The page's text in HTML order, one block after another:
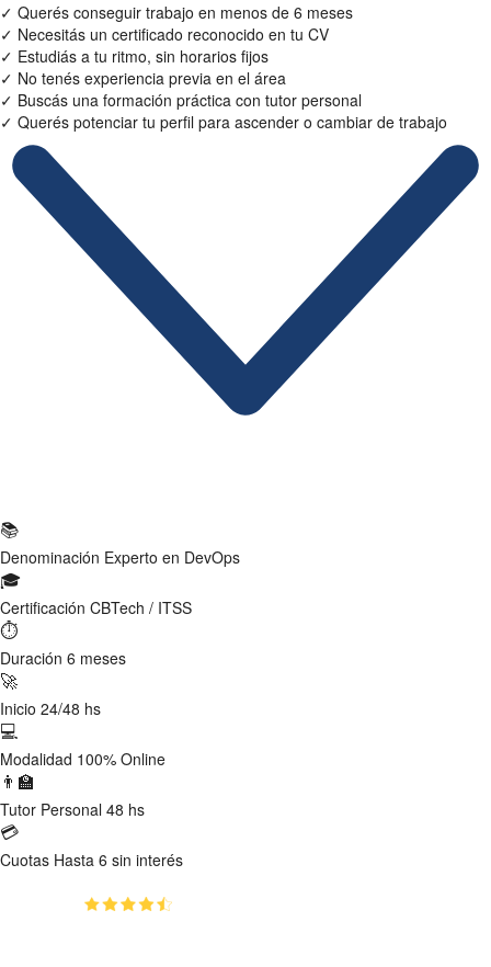
✓ Querés conseguir trabajo en menos de 6 meses
✓ Necesitás un certificado reconocido en tu CV
✓ Estudiás a tu ritmo, sin horarios fijos
✓ No tenés experiencia previa en el área
✓ Buscás una formación práctica con tutor personal
✓ Querés potenciar tu perfil para ascender o cambiar de trabajo
📚
Denominación Experto en DevOps
🎓
Certificación CBTech / ITSS
⏱
Duración 6 meses
🚀
Inicio 24/48 hs
💻
Modalidad 100% Online
👨‍🏫
Tutor Personal 48 hs
💳
Cuotas Hasta 6 sin interés